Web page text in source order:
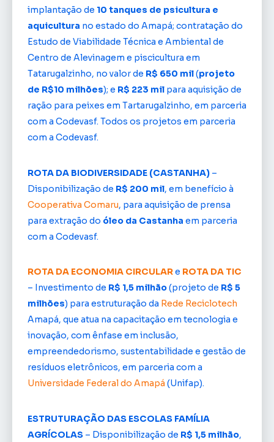
implantação de 10 tanques de psicultura e
aquicultura no estado do Amapá; contratação do
Estudo de Viabilidade Técnica e Ambiental de
Centro de Alevinagem e piscicultura em
Tatarugalzinho, no valor de R$ 650 mil(projeto
de R$10 milhões); e R$ 223 mil para aquisição de
ração para peixes em Tartarugalzinho, em parceria
com a Codevasf. Todos os projetos em parceria
com a Codevasf.
ROTA DA BIODIVERSIDADE (CASTANHA) –
Disponibilização de R$ 200 mil, em benefício à
Cooperativa Comaru, para aquisição de prensa
para extração do óleo da Castanha em parceria
com a Codevasf.
ROTA DA ECONOMIA CIRCULARe ROTA DA TIC
– Investimento de R$ 1,5 milhão(projeto de R$ 5
milhões) para estruturação da Rede Reciclotech
Amapá, que atua na capacitação em tecnologia e
inovação, com ênfase em inclusão,
empreendedorismo, sustentabilidade e gestão de
resíduos eletrônicos, em parceria com a
Universidade Federal do Amapá (Unifap).
ESTRUTURAÇÃO DAS ESCOLAS FAMÍLIA
AGRÍCOLAS – Disponibilização de R$ 1,5 milhão,